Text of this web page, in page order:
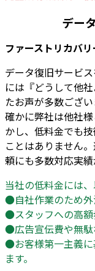
デー
ファーストリカバ
データ復旧サービ
には『どうして他
たお声が多数ござい
確かに弊社は他社
かし、低料金でも
ことはありません
頼にも多数対応実績
当社の低料金には
●自社作業のため外
●スタッフへの高額
●広告宣伝費や無駄
●お客様第一主義に
ます。